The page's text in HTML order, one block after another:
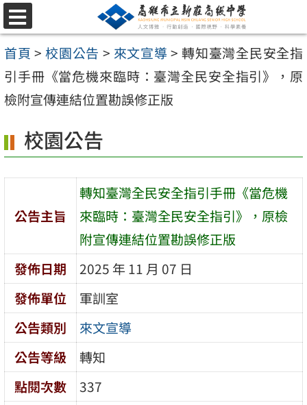
跳
至
主
要
內
區
選
單
首頁 > 校園公告 > 來文宣導 > 轉知臺灣全民安全指
引手冊《當危機來臨時：臺灣全民安全指引》，原
檢附宣傳連結位置勘誤修正版
校園公告
公告主旨
轉知臺灣全民安全指引手冊《當危機
來臨時：臺灣全民安全指引》，原檢
附宣傳連結位置勘誤修正版
發佈日期
2025 年 11 月 07 日
發佈單位
軍訓室
公告類別
來文宣導
公告等級
轉知
點閱次數
337